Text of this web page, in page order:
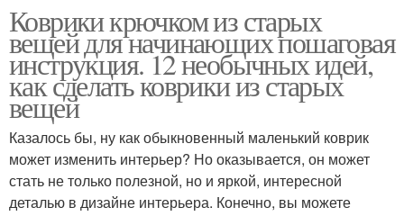
Коврики крючком из старых
вещей для начинающих пошаговая
инструкция. 12 необычных идей,
как сделать коврики из старых
вещей
Казалось бы, ну как обыкновенный маленький коврик
может изменить интерьер? Но оказывается, он может
стать не только полезной, но и яркой, интересной
деталью в дизайне интерьера. Конечно, вы можете